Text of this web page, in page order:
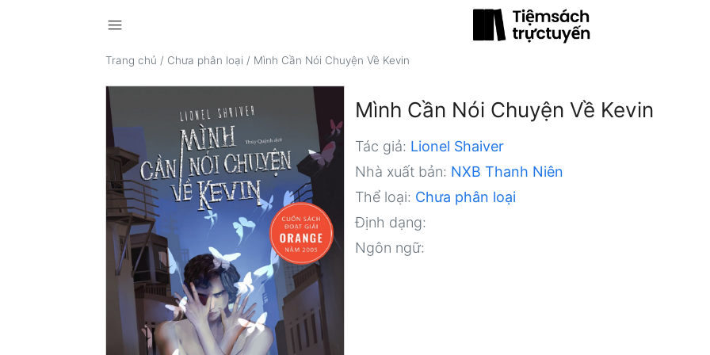
menu
Trang chủ / Chưa phân loại / Mình Cần Nói Chuyện Về Kevin
Mình Cần Nói Chuyện Về Kevin
Tác giả: Lionel Shaiver
Nhà xuất bản: NXB Thanh Niên
Thể loại: Chưa phân loại
Định dạng:
Ngôn ngữ: